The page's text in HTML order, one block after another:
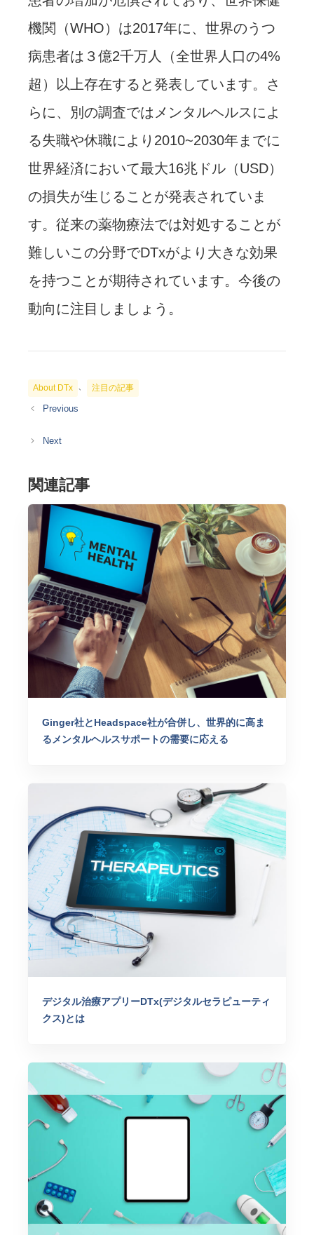
機関（WHO）は2017年に、世界のうつ
病患者は３億2千万人（全世界人口の4%
超）以上存在すると発表しています。さ
らに、別の調査ではメンタルヘルスによ
る失職や休職により2010~2030年までに
世界経済において最大16兆ドル（USD）
の損失が生じることが発表されていま
す。従来の薬物療法では対処することが
難しいこの分野でDTxがより大きな効果
を持つことが期待されています。今後の
動向に注目しましょう。
カ
テ
ゴ
ー
About DTx 、 注目の記事
関連記事
Ginger社とHeadspace社が合併し、世界的に高ま
るメンタルヘルスサポートの需要に応える
デジタル治療アプリーDTx(デジタルセラピューティ
クス)とは